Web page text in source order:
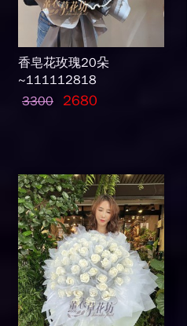
香皂花玫瑰20朵
~111112818
3300
2680